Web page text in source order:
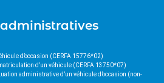
d’occasion (CERFA 15776*02)
d’un véhicule (CERFA 13750*07)
administrative d’un véhicule d’occasion (non-